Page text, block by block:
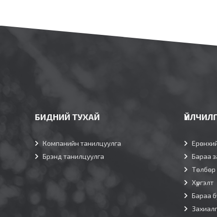
БИДНИЙ ТУХАЙ
Компанийн танилцуулга
Брэнд танилцуулга
Бараа
Төлбөр
Хүргэлт
Бараа